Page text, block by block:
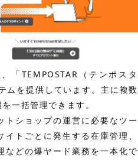
「TEMPOSTAR（テンポスタ
ムを提供しています。主に複数
一括管理できます。
トショップの運営に必要なツー
トごとに発生する在庫管理、
などの爆ヤード業務を一本化で